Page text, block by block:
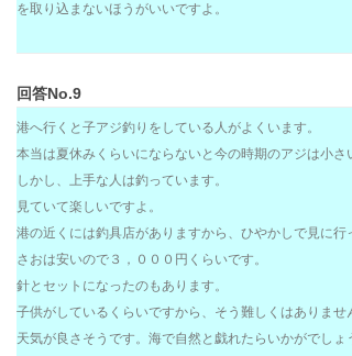
を取り込まないほうがいいですよ。
回答No.9
港へ行くと子アジ釣りをしている人がよくいます。
本当は夏休みくらいにならないと今の時期のアジは小さ
しかし、上手な人は釣っています。
見ていて楽しいですよ。
港の近くには釣具店がありますから、ひやかしで見に行
さおは安いので３，０００円くらいです。
針とセットになったのもあります。
子供がしているくらいですから、そう難しくはありませ
天気が良さそうです。海で自然と戯れたらいかがでしょ